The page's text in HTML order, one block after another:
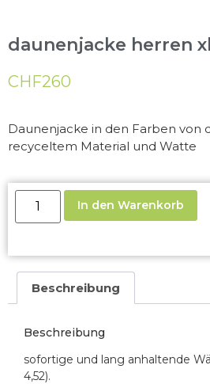
daunenjacke herren xl
CHF260
Daunenjacke in den Farben von
recyceltem Material und Watte
In den Warenkorb
Beschreibung
Beschreibung
sofortige und lang anhaltende
4,52).